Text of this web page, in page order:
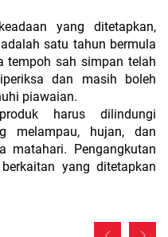
yang ditetapkan,
satu tahun bermula
tempoh sah simpan telah
dan masih boleh
piawaian.
harus dilindungi
melampau, hujan, dan
matahari. Pengangkutan
yang ditetapkan